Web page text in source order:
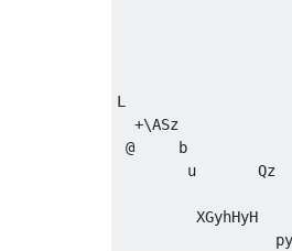
L
+\ASz
@     b
u       Qz
XGyhHyH